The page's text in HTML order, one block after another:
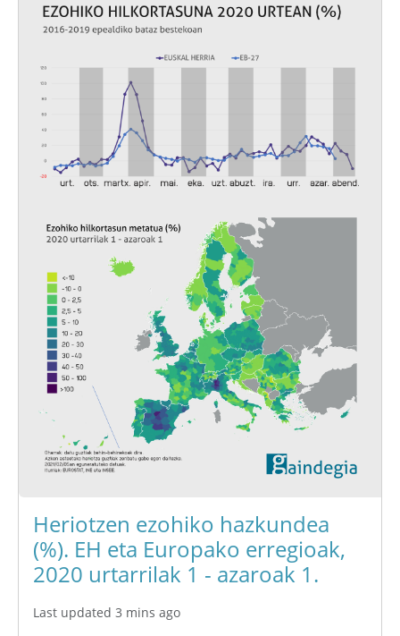
Heriotzen ezohiko hazkundea
(%). EH eta Europako erregioak,
2020 urtarrilak 1 - azaroak 1.
Last updated 3 mins ago